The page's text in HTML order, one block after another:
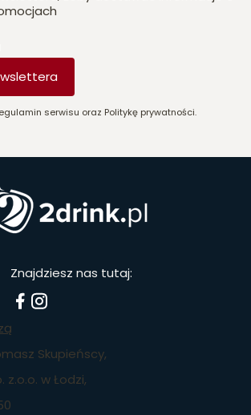
serwisu oraz Politykę prywatności.
Znajdziesz nas tutaj:
Skupieńscy,
z.o.o. w Łodzi,